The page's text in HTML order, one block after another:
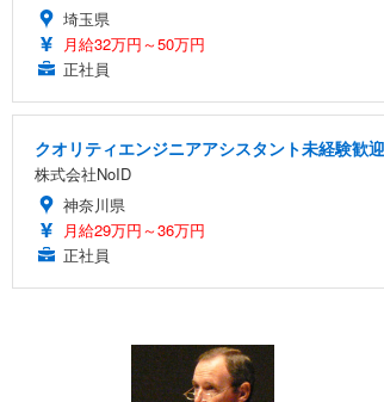
埼玉県
月給32万円～50万円
正社員
クオリティエンジニアアシスタント未経験歓
株式会社NoID
神奈川県
月給29万円～36万円
正社員